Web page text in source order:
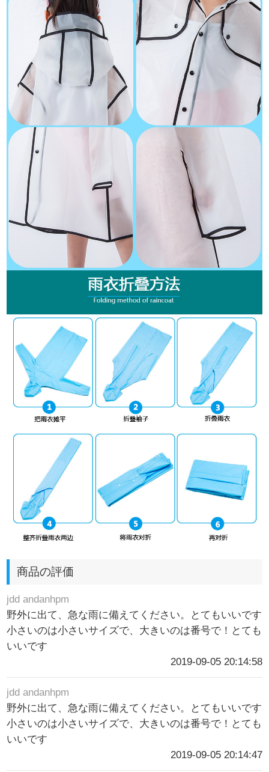
商品の評価
jdd andanhpm
野外に出て、急な雨に備えてください。とてもいいです
小さいのは小さいサイズで、大きいのは番号で！とても
いいです
2019-09-05 20:14:58
jdd andanhpm
野外に出て、急な雨に備えてください。とてもいいです
小さいのは小さいサイズで、大きいのは番号で！とても
いいです
2019-09-05 20:14:47